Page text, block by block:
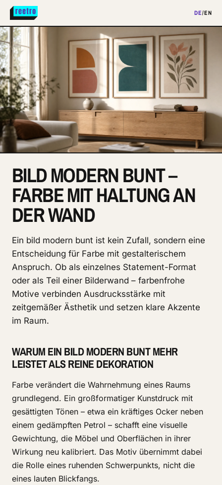
DE/EN
BILD MODERN BUNT –
FARBE MIT HALTUNG AN
DER WAND
Ein bild modern bunt ist kein Zufall, sondern eine
Entscheidung für Farbe mit gestalterischem
Anspruch. Ob als einzelnes Statement-Format
oder als Teil einer Bilderwand – farbenfrohe
Motive verbinden Ausdrucksstärke mit
zeitgemäßer Ästhetik und setzen klare Akzente
im Raum.
WARUM EIN BILD MODERN BUNT MEHR
LEISTET ALS REINE DEKORATION
Farbe verändert die Wahrnehmung eines Raums
grundlegend. Ein großformatiger Kunstdruck mit
gesättigten Tönen – etwa ein kräftiges Ocker neben
einem gedämpften Petrol – schafft eine visuelle
Gewichtung, die Möbel und Oberflächen in ihrer
Wirkung neu kalibriert. Das Motiv übernimmt dabei
die Rolle eines ruhenden Schwerpunkts, nicht die
eines lauten Blickfangs.